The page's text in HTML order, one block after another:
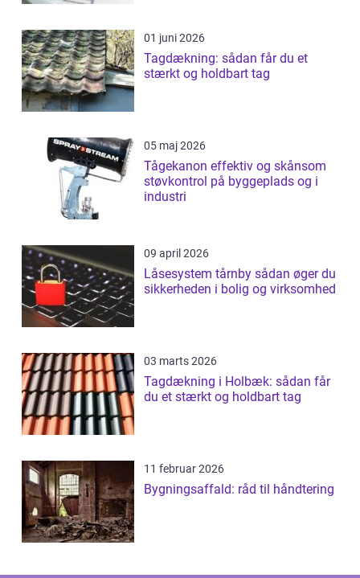
01 juni 2026
Tagdækning: sådan får du et
stærkt og holdbart tag
05 maj 2026
Tågekanon effektiv og skånsom
støvkontrol på byggeplads og i
industri
09 april 2026
Låsesystem tårnby sådan øger du
sikkerheden i bolig og virksomhed
03 marts 2026
Tagdækning i Holbæk: sådan får
du et stærkt og holdbart tag
11 februar 2026
Bygningsaffald: råd til håndtering